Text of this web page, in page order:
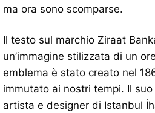
ma ora sono scomparse.
Il testo sul marchio Ziraat
un’immagine stilizzata di un
emblema è stato creato nel
immutato ai nostri tempi. Il
artista e designer di Istanbul